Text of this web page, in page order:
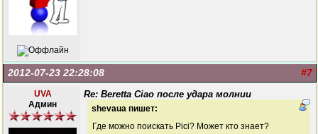
#7
2012-07-23 22:28:08
UVA
Админ
Re: Beretta Ciao после удара молнии
shevaua пишет:
Где можно поискать Pici? Может кто знает?